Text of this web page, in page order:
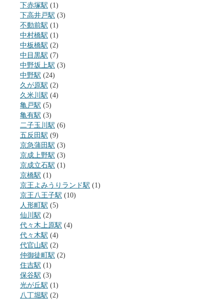
下赤塚駅 (1)
下高井戸駅 (3)
不動前駅 (1)
中村橋駅 (1)
中板橋駅 (2)
中目黒駅 (7)
中野坂上駅 (3)
中野駅 (24)
久が原駅 (2)
久米川駅 (4)
亀戸駅 (5)
亀有駅 (3)
二子玉川駅 (6)
五反田駅 (9)
京急蒲田駅 (3)
京成上野駅 (3)
京成立石駅 (1)
京橋駅 (1)
京王よみうりランド駅 (1)
京王八王子駅 (10)
人形町駅 (5)
仙川駅 (2)
代々木上原駅 (4)
代々木駅 (4)
代官山駅 (2)
仲御徒町駅 (2)
住吉駅 (1)
保谷駅 (3)
光が丘駅 (1)
八丁堀駅 (2)